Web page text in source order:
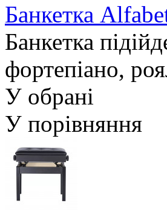
Банкетка
Банкетка
фортепіано,
У обрані
У порівняння